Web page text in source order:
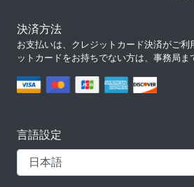
決済方法
お支払いは、クレジットカード決済がご利
ットカードをお持ちでない方は、事務局ま
言語設定